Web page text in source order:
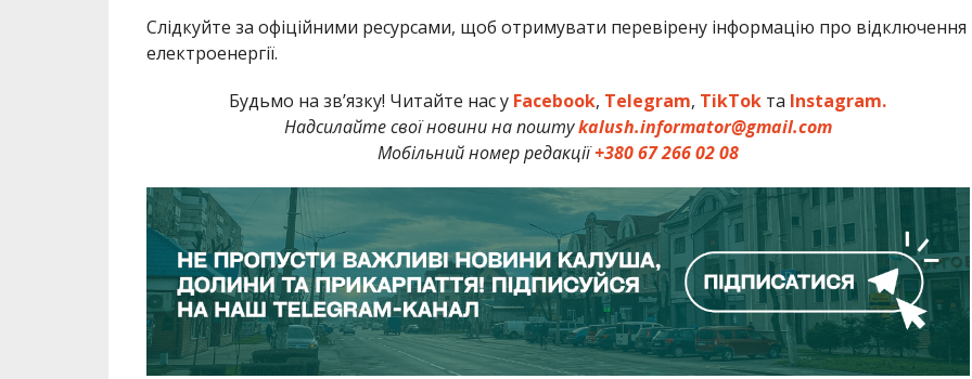
Слідкуйте за офіційними ресурсами, щоб отримувати перевірену інформацію про відключення
електроенергії.
Будьмо на зв’язку! Читайте нас у Facebook, Telegram, TikTok та Instagram.
Надсилайте свої новини на поштуkalush.informator@gmail.com
Мобільний номер редакції+380 67 266 02 08